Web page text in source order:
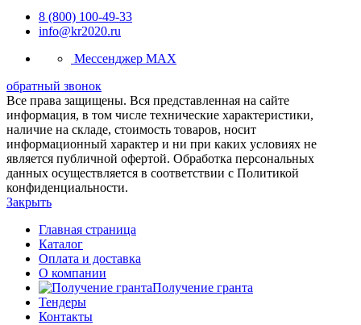
8 (800) 100-49-33
info@kr2020.ru
Мессенджер MAX
обратный звонок
Все права защищены. Вся представленная на сайте
информация, в том числе технические характеристики,
наличие на складе, стоимость товаров, носит
информационный характер и ни при каких условиях не
является публичной офертой. Обработка персональных
данных осуществляется в соответствии с Политикой
конфиденциальности.
Закрыть
Главная страница
Каталог
Оплата и доставка
О компании
Получение гранта
Тендеры
Контакты